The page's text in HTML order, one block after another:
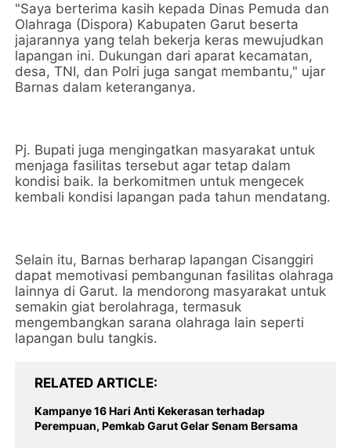
"Saya berterima kasih kepada Dinas Pemuda dan
Olahraga (Dispora) Kabupaten Garut beserta
jajarannya yang telah bekerja keras mewujudkan
lapangan ini. Dukungan dari aparat kecamatan,
desa, TNI, dan Polri juga sangat membantu," ujar
Barnas dalam keteranganya.
Pj. Bupati juga mengingatkan masyarakat untuk
menjaga fasilitas tersebut agar tetap dalam
kondisi baik. Ia berkomitmen untuk mengecek
kembali kondisi lapangan pada tahun mendatang.
Selain itu, Barnas berharap lapangan Cisanggiri
dapat memotivasi pembangunan fasilitas olahraga
lainnya di Garut. Ia mendorong masyarakat untuk
semakin giat berolahraga, termasuk
mengembangkan sarana olahraga lain seperti
lapangan bulu tangkis.
RELATED ARTICLE
Kampanye 16 Hari Anti Kekerasan terhadap
Perempuan, Pemkab Garut Gelar Senam Bersama